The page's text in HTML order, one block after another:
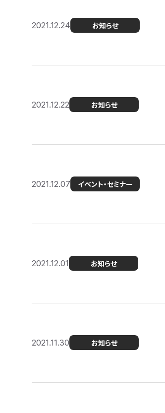
2021.12.24 お知らせ
2021.12.22 お知らせ
2021.12.07 イベント・セミナー
2021.12.01 お知らせ
2021.11.30 お知らせ